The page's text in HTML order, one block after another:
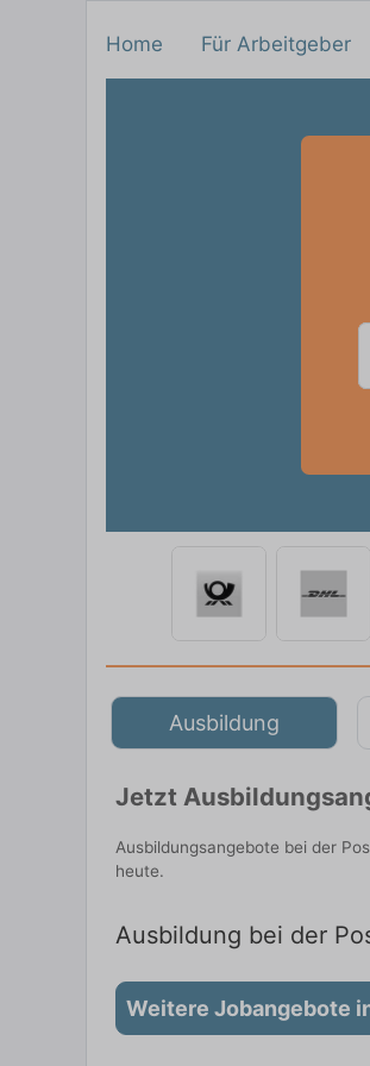
Home Für Arbeitgeber
Ausbildung
Jetzt
Ausbildungsangebote bei der
heute.
Ausbildung bei der
Weitere Jobangebote